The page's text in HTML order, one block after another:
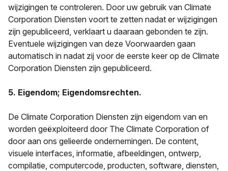
wijzigingen te controleren. Door uw gebruik van Climate
Corporation Diensten voort te zetten nadat er wijzigingen
zijn gepubliceerd, verklaart u daaraan gebonden te zijn.
Eventuele wijzigingen van deze Voorwaarden gaan
automatisch in nadat zij voor de eerste keer op de Climate
Corporation Diensten zijn gepubliceerd.
5. Eigendom; Eigendomsrechten.
De Climate Corporation Diensten zijn eigendom van en
worden geëxploiteerd door The Climate Corporation of
door aan ons gelieerde ondernemingen. De content,
visuele interfaces, informatie, afbeeldingen, ontwerp,
compilatie, computercode, producten, software, diensten,